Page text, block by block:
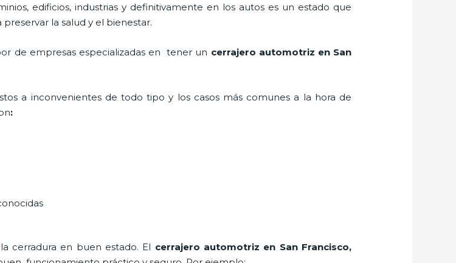
edificios, industrias y definitivamente en los autos es un estado que
la salud y el bienestar.
de empresas especializadas en tener un cerrajero automotriz en San
a inconvenientes de todo tipo y los casos más comunes a la hora de
:
cerradura en buen estado. El cerrajero automotriz en San Francisco,